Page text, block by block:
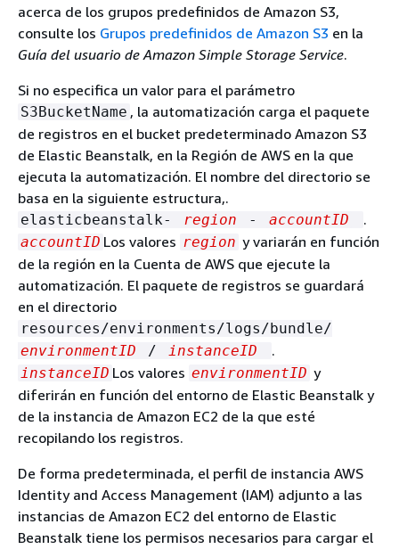
acerca de los grupos predefinidos de Amazon S3,
consulte los Grupos predefinidos de Amazon S3 en la
Guía del usuario de Amazon Simple Storage Service.
Si no especifica un valor para el parámetro
S3BucketName , la automatización carga el paquete
de registros en el bucket predeterminado Amazon S3
de Elastic Beanstalk, en la Región de AWS en la que
ejecuta la automatización. El nombre del directorio se
basa en la siguiente estructura,.
elasticbeanstalk- region - accountID .
accountID Los valores region y variarán en función
de la región en la Cuenta de AWS que ejecute la
automatización. El paquete de registros se guardará
en el directorio
resources/environments/logs/bundle/
environmentID
/ instanceID .
instanceID Los valores environmentID y
diferirán en función del entorno de Elastic Beanstalk y
de la instancia de Amazon EC2 de la que esté
recopilando los registros.
De forma predeterminada, el perfil de instancia AWS
Identity and Access Management (IAM) adjunto a las
instancias de Amazon EC2 del entorno de Elastic
Beanstalk tiene los permisos necesarios para cargar el